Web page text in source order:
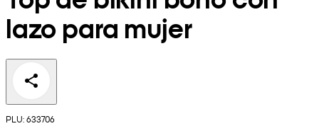
lazo para mujer
PLU: 633706